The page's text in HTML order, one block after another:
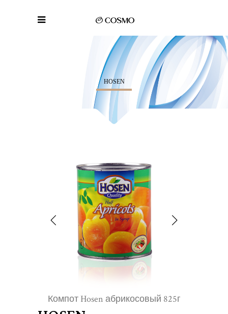
HOSEN
Компот Hosen абрикосовый 825г